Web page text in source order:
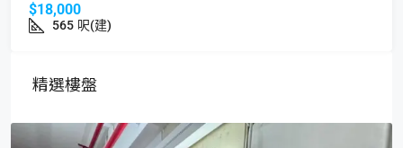
$18,000
565 呎(建)
精選樓盤